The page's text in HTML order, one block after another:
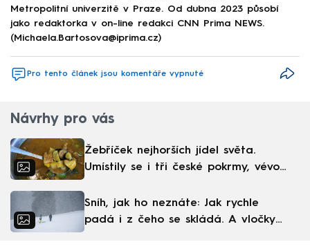
Metropolitní univerzitě v Praze. Od dubna 2023 působí
jako redaktorka v on-line redakci CNN Prima NEWS.
(Michaela.Bartosova@iprima.cz)
Pro tento článek jsou komentáře vypnuté
Návrhy pro vás
Žebříček nejhorších jídel světa.
Umístily se i tři české pokrmy, vévodí
Sníh, jak ho neznáte: Jak rychle
padá i z čeho se skládá. A vločky